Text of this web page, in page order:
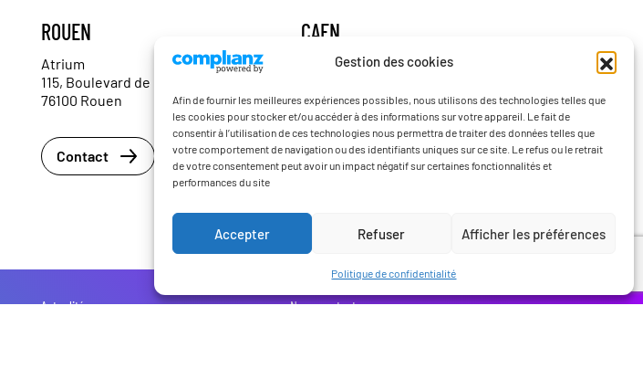
Gestion des cookies
Afin de fournir les meilleures expériences possibles, nous utilisons des technologies telles que
les cookies pour stocker et/ou accéder à des informations sur votre appareil. Le fait de
consentir à l’utilisation de ces technologies nous permettra de traiter des données telles que
votre comportement de navigation ou des identifiants uniques sur ce site. Le refus ou le retrait
de votre consentement peut avoir un impact négatif sur certaines fonctionnalités et
performances du site
Accepter Refuser Afficher les préférences
Politique de confidentialité
ROUEN
Atrium
115, Boulevard de l'Europe
76100 Rouen
Contact
CAEN
320 quartier du Val
Tél. :02 31 95 06 06
Contact
Actualités
Nous contacter